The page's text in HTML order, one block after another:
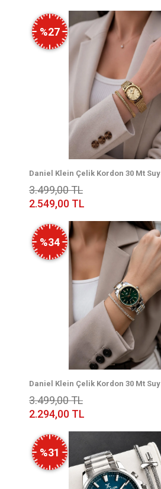
%27
Daniel Klein Çelik Kordon 30 Mt
Özel Tasarım Kadın Kol Saati +
VS.BLKT.1007
3.499,00 TL
2.549,00 TL
%34
Daniel Klein Çelik Kordon 30 Mt
Özel Tasarım Kadın Kol Saati +
VS.BLKT.1003
3.499,00 TL
2.294,00 TL
%31